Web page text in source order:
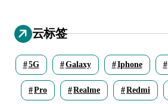
云标签
5G Galaxy Iphone
Pro Realme Redmi